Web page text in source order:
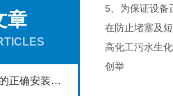
章
高效电解反应器的正确安装你学会了吗？
5、为保证设备
在防止堵塞及
高化工污水生
创举